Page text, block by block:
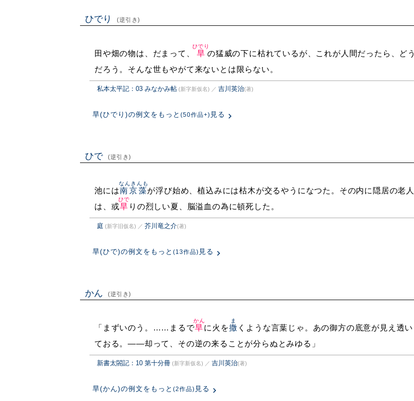
ひでり (逆引き)
田や畑の物は、だまって、 旱
ひでり
の猛威の下に枯れているが、これが人間だったら、どう
だろう。そんな世もやがて来ないとは限らない。
私本太平記：03 みなかみ帖 (新字新仮名) ／ 吉川英治(著)
旱(ひでり)の例文をもっと (50作品+) 見る
ひで (逆引き)
池には南京藻
なんきんも
が浮び始め、植込みには枯木が交るやうになつた。その内に隠居の老人
は、或旱
ひで
りの烈しい夏、脳溢血の為に頓死した。
庭 (新字旧仮名) ／ 芥川竜之介(著)
旱(ひで)の例文をもっと (13作品) 見る
かん (逆引き)
「まずいのう。……まるで旱
かん
に火を撒
ま
くような言葉じゃ。あの御方の底意が見え透い
ておる。——却って、その逆の来ることが分らぬとみゆる」
新書太閤記：10 第十分冊 (新字新仮名) ／ 吉川英治(著)
旱(かん)の例文をもっと (2作品) 見る